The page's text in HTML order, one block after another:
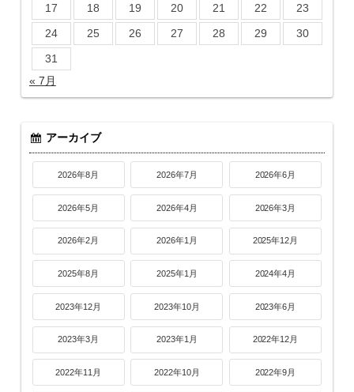
17
18 19 20 21 22
23
24
25 26 27 28 29
30
31
« 7月
アーカイブ
2026年8月 2026年7月 2026年6月
2026年5月 2026年4月 2026年3月
2026年2月 2026年1月 2025年12月
2025年8月 2025年1月 2024年4月
2023年12月 2023年10月 2023年6月
2023年3月 2023年1月 2022年12月
2022年11月 2022年10月 2022年9月